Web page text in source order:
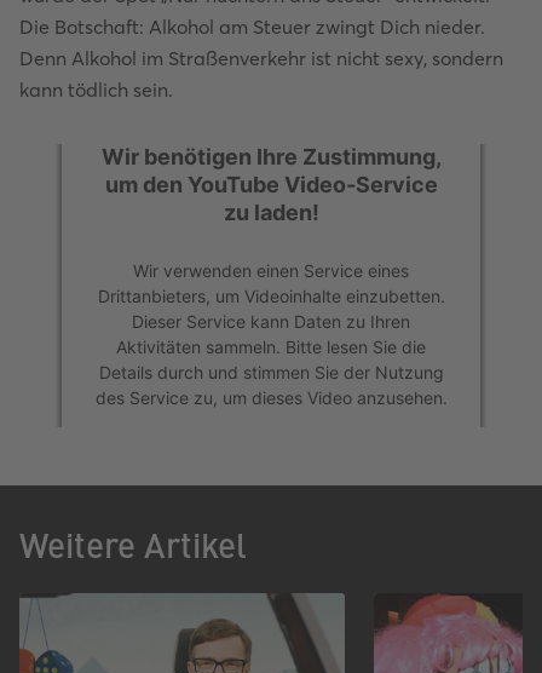
Die Botschaft: Alkohol am Steuer zwingt Dich nieder.
Denn Alkohol im Straßenverkehr ist nicht sexy, sondern
kann tödlich sein.
Wir benötigen Ihre Zustimmung,
um den YouTube Video-Service
zu laden!
Wir verwenden einen Service eines
Drittanbieters, um Videoinhalte einzubetten.
Dieser Service kann Daten zu Ihren
Aktivitäten sammeln. Bitte lesen Sie die
Details durch und stimmen Sie der Nutzung
des Service zu, um dieses Video anzusehen.
powered by Usercentrics Consent
Management Platform
Wir benötigen Ihre Zustimmung,
um den YouTube Video-Service
zu laden!
Wir verwenden einen Service eines
Drittanbieters, um Videoinhalte einzubetten.
Dieser Service kann Daten zu Ihren
Aktivitäten sammeln. Bitte lesen Sie die
Details durch und stimmen Sie der Nutzung
des Service zu, um dieses Video anzusehen.
powered by Usercentrics Consent
Management Platform
Weitere Artikel